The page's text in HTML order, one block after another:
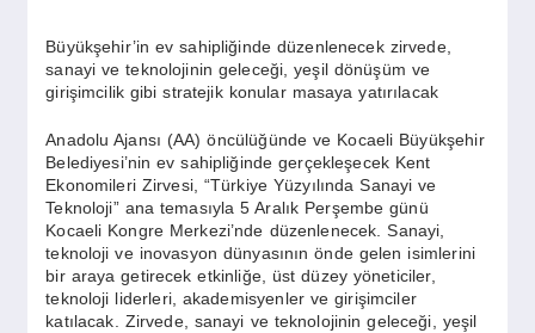
SPOR
YAŞAM
Büyükşehir’in ev sahipliğinde düzenlenecek zirvede,
sanayi ve teknolojinin geleceği, yeşil dönüşüm ve
girişimcilik gibi stratejik konular masaya yatırılacak
Anadolu Ajansı (AA) öncülüğünde ve Kocaeli Büyükşehir
Belediyesi’nin ev sahipliğinde gerçekleşecek Kent
Ekonomileri Zirvesi, “Türkiye Yüzyılında Sanayi ve
Teknoloji” ana temasıyla 5 Aralık Perşembe günü
Kocaeli Kongre Merkezi’nde düzenlenecek. Sanayi,
teknoloji ve inovasyon dünyasının önde gelen isimlerini
bir araya getirecek etkinliğe, üst düzey yöneticiler,
teknoloji liderleri, akademisyenler ve girişimciler
katılacak. Zirvede, sanayi ve teknolojinin geleceği, yeşil